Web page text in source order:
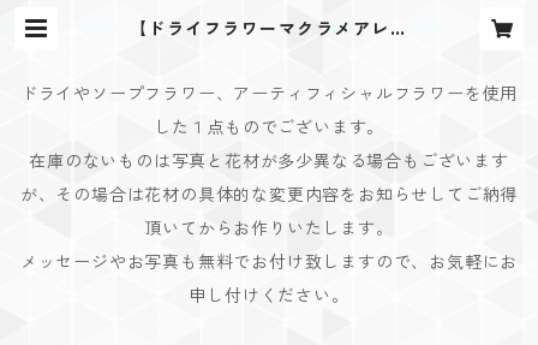
【ドライフラワーマクラメアレン
ドライやソープフラワー、アーティフィシャルフラワーを使用
した１点ものでございます。
在庫のないものは写真と花材が多少異なる場合もございます
が、その場合は花材の具体的な変更内容をお知らせしてご納得
頂いてからお作りいたします。
メッセージやお写真も無料でお付け致しますので、お気軽にお
申し付けください。